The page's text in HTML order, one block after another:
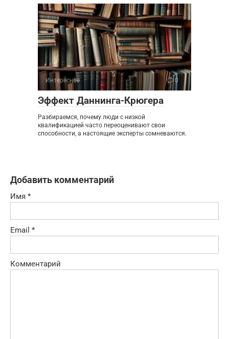
Интересное 0
Эффект Даннинга-Крюгера
Разбираемся, почему люди с низкой
квалификацией часто переоценивают свои
способности, а настоящие эксперты сомневаются.
Добавить комментарий
Имя *
Email *
Комментарий